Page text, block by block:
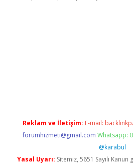
Reklam ve İletişim: E-mail:
forumhizmeti@gmail.com Whatsapp:
@karabul
Yasal Uyarı: Sitemiz, 5651 Sayılı